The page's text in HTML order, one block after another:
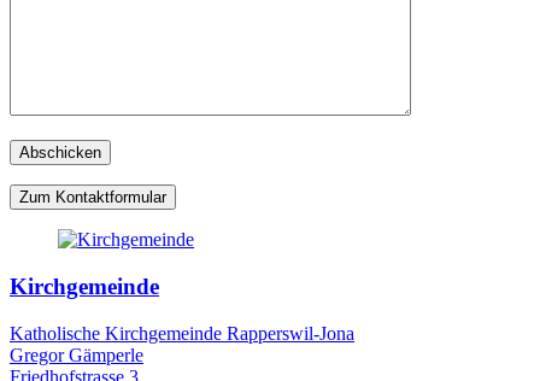
Zum Kontaktformular
Kirchgemeinde
Katholische Kirchgemeinde Rapperswil-Jona
Gregor Gämperle
Friedhofstrasse 3